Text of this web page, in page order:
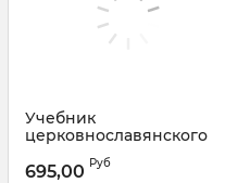
Учебник
церковнославянского
языка. Афанасьева Н.Е.
Артикул: 22728
695,00 Руб